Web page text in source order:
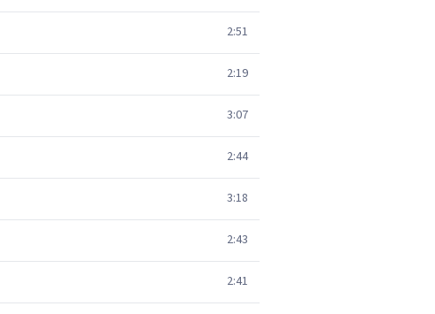
2:51
2:19
3:07
2:44
3:18
2:43
2:41